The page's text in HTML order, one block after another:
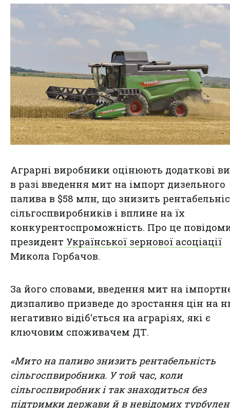
Аграрні виробники оцінюють додаткові
в разі введення мит на імпорт дизельного
палива в $58 млн, що знизить
сільгоспвиробників і вплине на їх
конкурентоспроможність. Про це
президент Української зернової асоціації
Микола Горбачов.
За його словами, введення мит на
дизпаливо призведе до зростання цін на
негативно відіб'ється на аграріях, які є
ключовим споживачем ДТ.
«Мито на паливо знизить рентабельність
сільгоспвиробника. У той час, коли
сільгоспвиробник і так знаходиться без
підтримки держави й в невідомих